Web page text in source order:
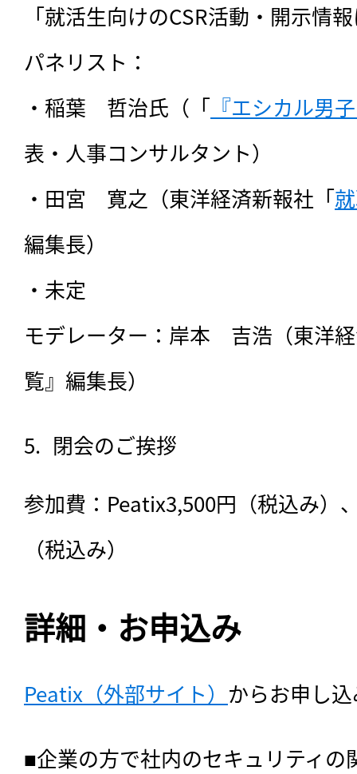
「就活生向けのCSR活動・開示情
パネリスト：
・稲葉　哲治氏（「 『エシカル男
表・人事コンサルタント）
・田宮　寛之（東洋経済新報社「
編集長）
・未定
モデレーター：岸本　吉浩（東洋
覧』編集長）
閉会のご挨拶
参加費：Peatix3,500円（税込み）
（税込み）
詳細・お申込み
Peatix（外部サイト） からお申し
■企業の方で社内のセキュリティ